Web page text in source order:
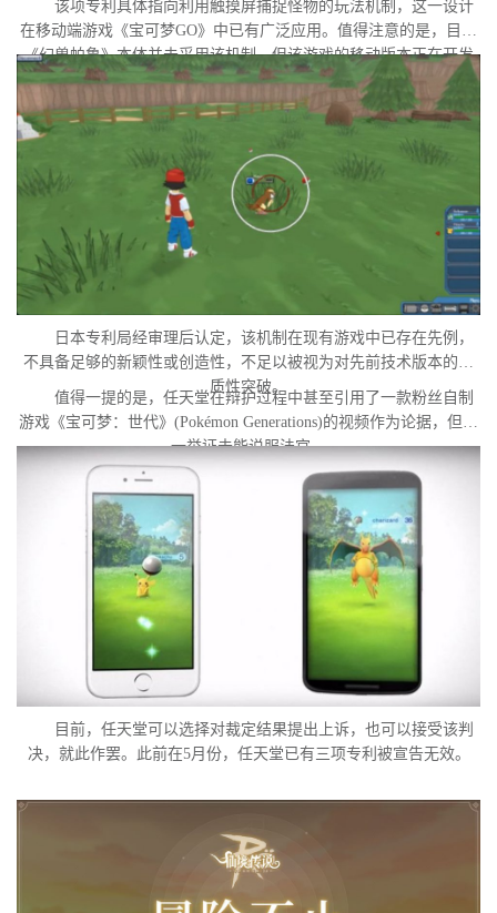
该项专利具体指向利用触摸屏捕捉怪物的玩法机制，这一设计
在移动端游戏《宝可梦GO》中已有广泛应用。值得注意的是，目前
《幻兽帕鲁》本体并未采用该机制，但该游戏的移动版本正在开发
中。外界普遍认为，这很可能是任天堂在当前时间点针对此项专利
发起诉讼的直接原因。
日本专利局经审理后认定，该机制在现有游戏中已存在先例，
不具备足够的新颖性或创造性，不足以被视为对先前技术版本的实
质性突破。
值得一提的是，任天堂在辩护过程中甚至引用了一款粉丝自制
游戏《宝可梦：世代》(Pokémon Generations)的视频作为论据，但这
一举证未能说服法官。
目前，任天堂可以选择对裁定结果提出上诉，也可以接受该判
决，就此作罢。此前在5月份，任天堂已有三项专利被宣告无效。